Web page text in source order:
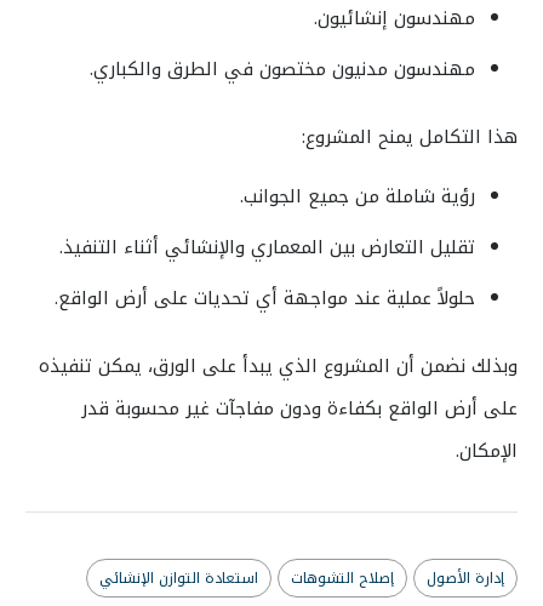
مهندسون إنشائيون.
مهندسون مدنيون مختصون في الطرق والكباري.
هذا التكامل يمنح المشروع:
رؤية شاملة من جميع الجوانب.
تقليل التعارض بين المعماري والإنشائي أثناء التنفيذ.
حلولاً عملية عند مواجهة أي تحديات على أرض الواقع.
وبذلك نضمن أن المشروع الذي يبدأ على الورق، يمكن تنفيذه
على أرض الواقع بكفاءة ودون مفاجآت غير محسوبة قدر
الإمكان.
إدارة الأصول إصلاح التشوهات
استعادة التوازن الإنشائي